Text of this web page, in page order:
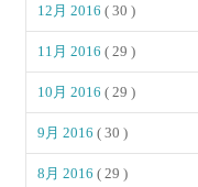
12月 2016( 30 )
11月 2016( 29 )
10月 2016( 29 )
9月 2016( 30 )
8月 2016( 29 )